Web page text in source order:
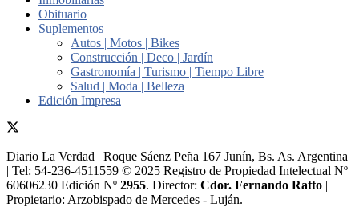
Obituario
Suplementos
Autos | Motos | Bikes
Construcción | Deco | Jardín
Gastronomía | Turismo | Tiempo Libre
Salud | Moda | Belleza
Edición Impresa
Diario La Verdad | Roque Sáenz Peña 167 Junín, Bs. As. Argentina
| Tel: 54-236-4511559 © 2025 Registro de Propiedad Intelectual Nº
60606230 Edición Nº 2955. Director:​ Cdor. Fernando Ratto |
Propietario:​ Arzobispado de Mercedes - Luján.